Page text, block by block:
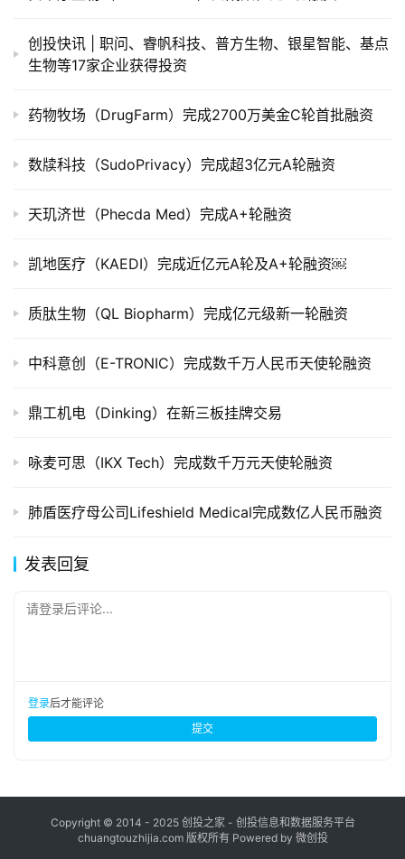
司
上
投
据
创
业
院
创投快讯 | 职问、​睿帆科技、普方生物、银星智能、基点
生物等17家企业获得投资
药物牧场（DrugFarm）完成2700万美金C轮首批融资
数牍科技（SudoPrivacy）完成超3亿元A轮融资
天玑济世（Phecda Med）完成A+轮融资
凯地医疗（KAEDI）完成近亿元A轮及A+轮融资￼
质肽生物（QL Biopharm）完成亿元级新一轮融资
中科意创（E-TRONIC）完成数千万人民币天使轮融资
鼎工机电（Dinking）在新三板挂牌交易
咏麦可思（IKX Tech）完成数千万元天使轮融资
肺盾医疗母公司Lifeshield Medical完成数亿人民币融资
发表回复
请登录后评论...
登录后才能评论
提交
Copyright © 2014 - 2025 创投之家 - 创投信息和数据服务平台
chuangtouzhijia.com 版权所有 Powered by 微创投